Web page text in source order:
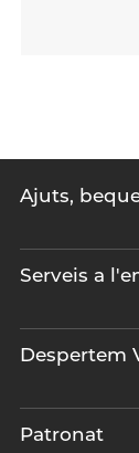
Ajuts,
Serveis a
Despertem
Patronat